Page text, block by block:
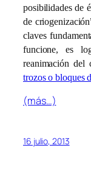
posibilidades de
de
claves
funcione, es
reanimación del
trozos o bloques
(más…)
16 julio, 2013